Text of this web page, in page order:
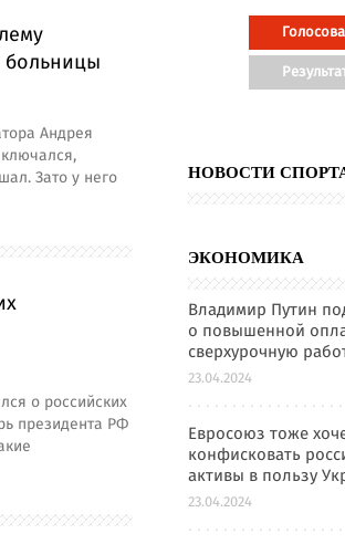
больницы
Андрея
Зато у него
о российских
президента РФ
НОВОСТИ
ЭКОНОМИКА
Владимир Путин
о повышенной
сверхурочную
23.04.2024
Евросоюз тоже
конфисковать
активы в пользу
23.04.2024